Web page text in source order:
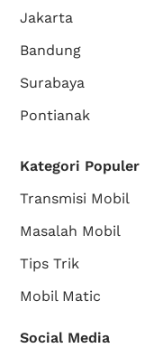
Jakarta
Bandung
Surabaya
Pontianak
Kategori Populer
Transmisi Mobil
Masalah Mobil
Tips Trik
Mobil Matic
Social Media